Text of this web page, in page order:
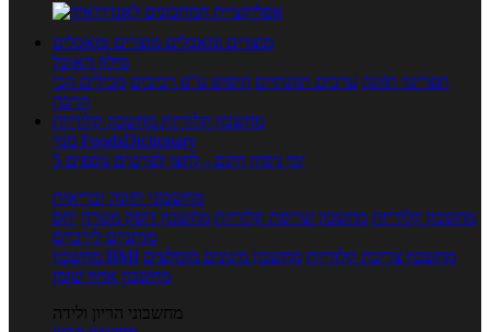
מוצרים ומאכלים מוצרים ומאכלים
מילון האוכל
תפריטי תזונה ערכים תזונתיים חיפוש ע"פ רכיבים מכילים הכי
הרבה
מחשבון קלוריות מחשבון קלוריות
מנוי FoodsDictionary
5 ימי ניסיון חינם - לחצו לפרטים נוספים
מחשבוני תזונה ובריאות
מחשבון קלוריות מחשבון שריפת קלוריות מחשבון דופק מטרה יחס
מותניים לירכיים
מחשבון BMI
מחשבון צריכת קלוריות מחשבון מינונים מומלצים
מחשבון אחוז שומן
מחשבוני הריון ולידה